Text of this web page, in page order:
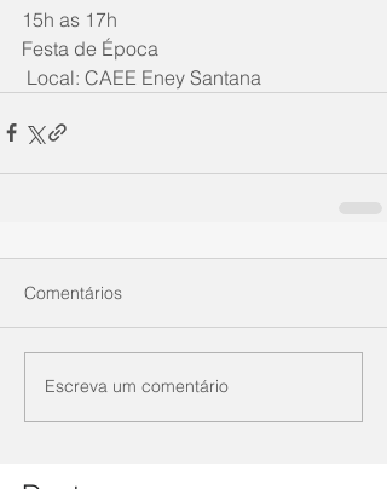
15h as 17h
Festa de Época
Local: CAEE Eney Santana
Comentários
Escreva um comentário